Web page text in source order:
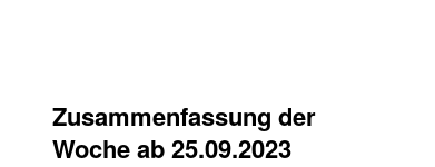
Zusammenfassung der
Woche ab 25.09.2023